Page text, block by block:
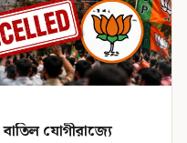
যোগীরাজ্যে